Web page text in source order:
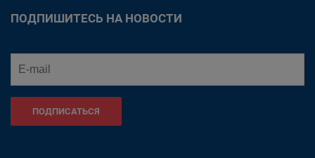
ПОДПИШИТЕСЬ НА НОВОСТИ
ПОДПИСАТЬСЯ